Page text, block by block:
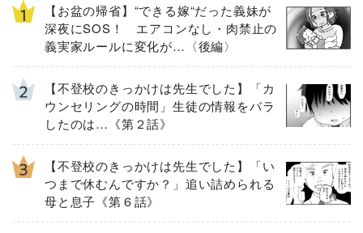
【お盆の帰省】“できる嫁“だった義妹が
深夜にSOS！ エアコンなし・肉禁止の
義実家ルールに変化が…〈後編〉
【不登校のきっかけは先生でした】「カ
ウンセリングの時間」生徒の情報をバラ
したのは…《第２話》
【不登校のきっかけは先生でした】「い
つまで休むんですか？」追い詰められる
母と息子《第６話》